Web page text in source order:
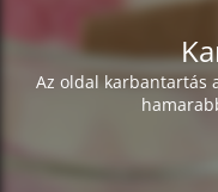
Az oldal karbantartás